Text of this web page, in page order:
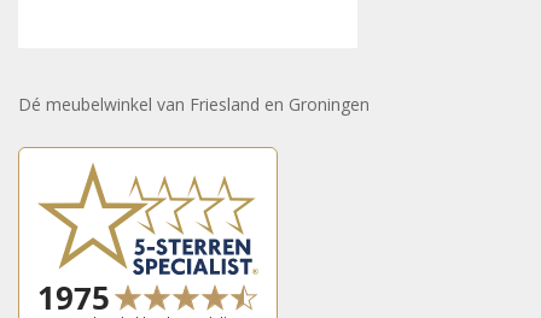
Dé meubelwinkel van Friesland en Groningen